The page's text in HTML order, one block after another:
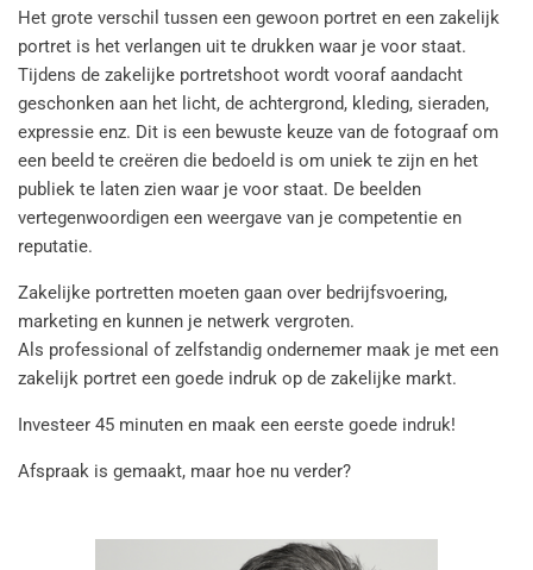
Het grote verschil tussen een gewoon portret en een zakelijk
portret is het verlangen uit te drukken waar je voor staat.
Tijdens de zakelijke portretshoot wordt vooraf aandacht
geschonken aan het licht, de achtergrond, kleding, sieraden,
expressie enz. Dit is een bewuste keuze van de fotograaf om
een beeld te creëren die bedoeld is om uniek te zijn en het
publiek te laten zien waar je voor staat. De beelden
vertegenwoordigen een weergave van je competentie en
reputatie.
Zakelijke portretten moeten gaan over bedrijfsvoering,
marketing en kunnen je netwerk vergroten.
Als professional of zelfstandig ondernemer maak je met een
zakelijk portret een goede indruk op de zakelijke markt.
Investeer 45 minuten en maak een eerste goede indruk!
Afspraak is gemaakt, maar hoe nu verder?